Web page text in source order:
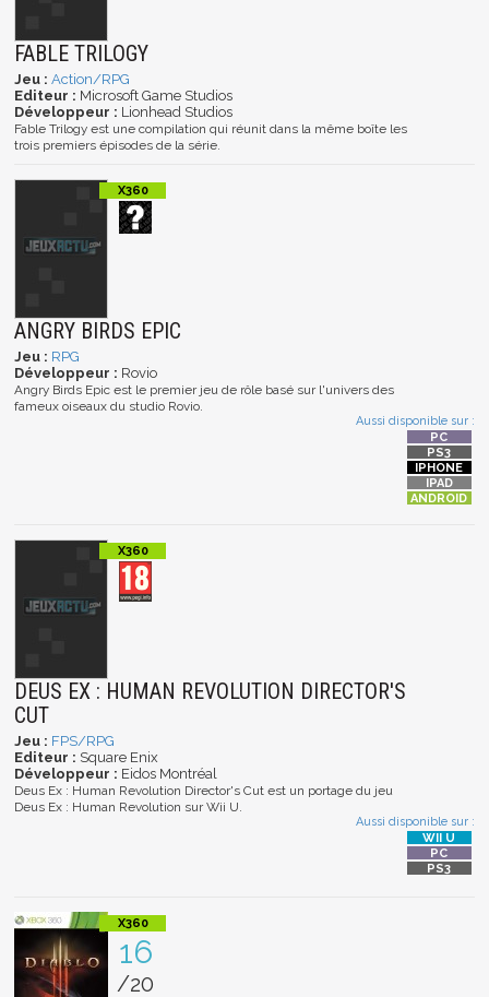
FABLE TRILOGY
Jeu : Action/RPG
Editeur : Microsoft Game Studios
Développeur : Lionhead Studios
Fable Trilogy est une compilation qui réunit dans la même boîte les
trois premiers épisodes de la série.
ANGRY BIRDS EPIC
Jeu : RPG
Développeur : Rovio
Angry Birds Epic est le premier jeu de rôle basé sur l'univers des
fameux oiseaux du studio Rovio.
Aussi disponible sur :
DEUS EX : HUMAN REVOLUTION DIRECTOR'S
CUT
Jeu : FPS/RPG
Editeur : Square Enix
Développeur : Eidos Montréal
Deus Ex : Human Revolution Director's Cut est un portage du jeu
Deus Ex : Human Revolution sur Wii U.
Aussi disponible sur :
16
/20